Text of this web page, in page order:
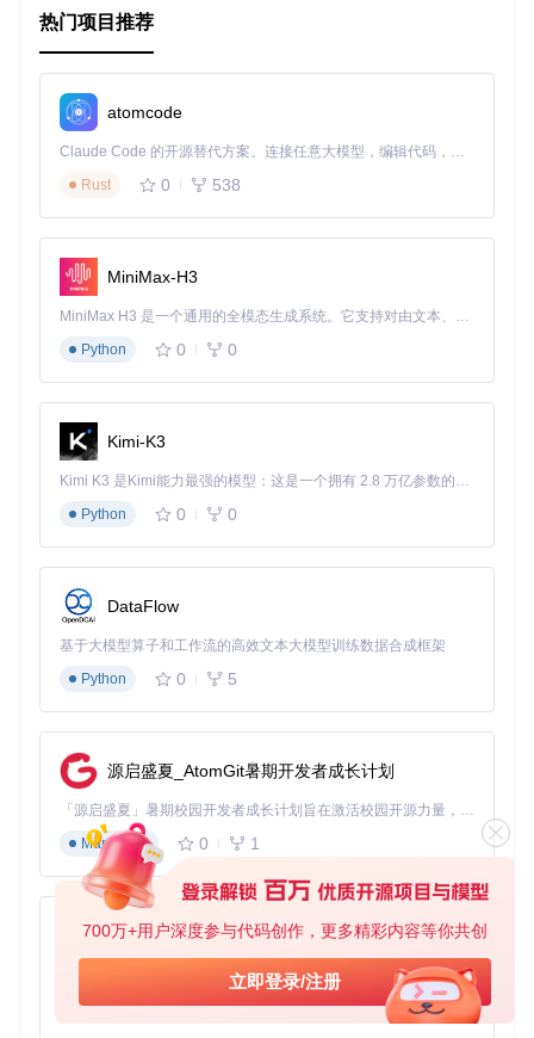
700万+用户深度参与代码创作，更多精彩内容等你共创
立即登录/注册
热门项目推荐
atomcode
Claude Code 的开源替代方案。连接任意大模型，编辑代码，运行命令，自动验证 — 全自动执行。用 Rust 构建，极致性能。 ｜ An open-source alternative to Claude Code. Connect any LLM, edit code, run commands, and verify changes — autonomously. Built in Rust for speed. Get Started
Rust
0 538
MiniMax-H3
MiniMax H3 是一个通用的全模态生成系统。它支持对由文本、图像、视频和音频组成的多模态上下文进行统一理解，并能生成分辨率高达 2K、时长可达 15 秒的带原生立体声音频的视频。得益于面向任务泛化的系统设计，H3 在预训练阶段就已具备广泛的多模态上下文理解与生成能力，能够出色地执行复杂的多模态指令。
Python
0 0
Kimi-K3
Kimi K3 是Kimi能力最强的模型：这是一个拥有 2.8 万亿参数的混合专家（MoE）模型，具备原生视觉理解能力，并支持 100 万 token 的上下文窗口。
Python
0 0
DataFlow
基于大模型算子和工作流的高效文本大模型训练数据合成框架
Python
0 5
源启盛夏_AtomGit暑期开发者成长计划
「源启盛夏」暑期校园开发者成长计划旨在激活校园开源力量，通过积分激励、认证扶持、资源倾斜等形式，引导高校组织和开发者完成「入驻 — 建项目 — 做贡献 — 获认证 — 得资源」的完整闭环。无论你是想带领社团入驻平台的组织者，还是希望用代码贡献证明自己的开发者，都能在这里找到属于你的成长路径。
Markdown
0 1
py-xiaozhi
基于Python的Xiaozhi AI，适用于想要完整Xiaozhi体验而无需拥有专用硬件的用户。
Python
0 1